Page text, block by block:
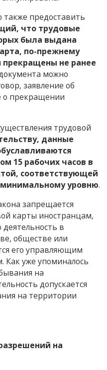
также предоставить
что трудовые
была выдана
по-прежнему
не ранее
можно
заявление об
о прекращении
трудовой
данные
15 рабочих часов в
соответствующей
уровню.
запрещается
карты иностранцам,
в
обществе или
его управляющим
Как уже упоминалось
на
допускается
на территории
на